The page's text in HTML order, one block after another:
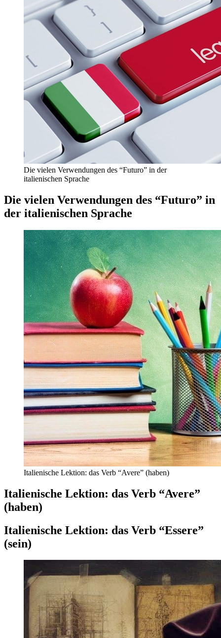
Die vielen Verwendungen des “Futuro” in der
italienischen Sprache
Die vielen Verwendungen des “Futuro” in
der italienischen Sprache
Italienische Lektion: das Verb “Avere” (haben)
Italienische Lektion: das Verb “Avere”
(haben)
Italienische Lektion: das Verb “Essere”
(sein)